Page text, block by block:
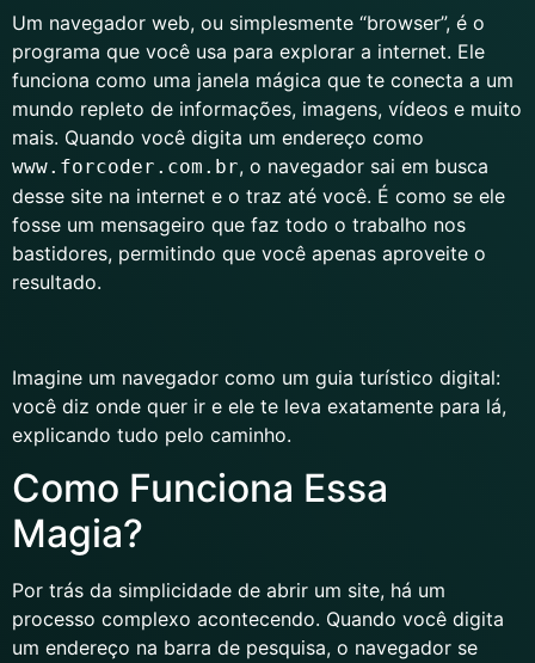
Um navegador web, ou simplesmente “browser”, é o
programa que você usa para explorar a internet. Ele
funciona como uma janela mágica que te conecta a um
mundo repleto de informações, imagens, vídeos e muito
mais. Quando você digita um endereço como
www.forcoder.com.br, o navegador sai em busca
desse site na internet e o traz até você. É como se ele
fosse um mensageiro que faz todo o trabalho nos
bastidores, permitindo que você apenas aproveite o
resultado.
Imagine um navegador como um guia turístico digital:
você diz onde quer ir e ele te leva exatamente para lá,
explicando tudo pelo caminho.
Como Funciona Essa
Magia?
Por trás da simplicidade de abrir um site, há um
processo complexo acontecendo. Quando você digita
um endereço na barra de pesquisa, o navegador se